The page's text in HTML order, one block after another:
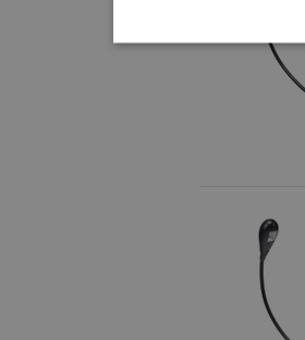
Strettamente
necessario
I cookie
dell'account. Il sito